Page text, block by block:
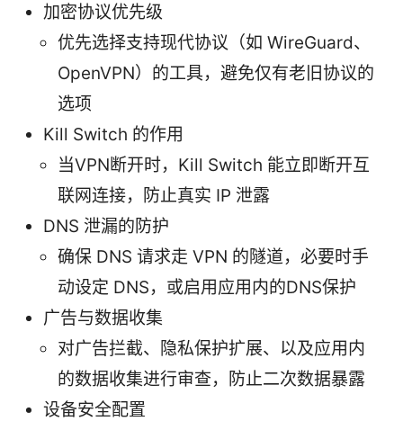
加密协议优先级
优先选择支持现代协议（如 WireGuard、
OpenVPN）的工具，避免仅有老旧协议的
选项
Kill Switch 的作用
当VPN断开时，Kill Switch 能立即断开互
联网连接，防止真实 IP 泄露
DNS 泄漏的防护
确保 DNS 请求走 VPN 的隧道，必要时手
动设定 DNS，或启用应用内的DNS保护
广告与数据收集
对广告拦截、隐私保护扩展、以及应用内
的数据收集进行审查，防止二次数据暴露
设备安全配置